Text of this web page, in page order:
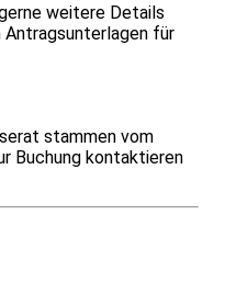
weitere Details
für
stammen vom
Buchung kontaktieren